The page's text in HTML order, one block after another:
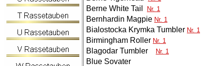
Berne White Tail Nr. 1
Bernhardin Magpie Nr. 1
Bialostocka Krymka Tumbler Nr. 1
Birmingham Roller Nr. 1
Blagodar Tumbler Nr. 1
Blue Sovater